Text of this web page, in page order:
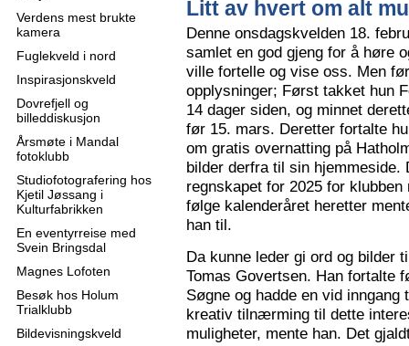
Verdens mest brukte
kamera
Fuglekveld i nord
Inspirasjonskveld
Dovrefjell og
billeddiskusjon
Årsmøte i Mandal
fotoklubb
Studiofotografering hos
Kjetil Jøssang i
Kulturfabrikken
En eventyrreise med
Svein Bringsdal
Magnes Lofoten
Besøk hos Holum
Trialklubb
Bildevisningskveld
Litt av hvert om alt
Denne onsdagskvelden 18.
samlet en god gjeng for å høre
ville fortelle og vise oss. Men
opplysninger; Først takket hun
14 dager siden, og minnet
før 15. mars. Deretter fortalte
om gratis overnatting på
bilder derfra til sin hjemmeside.
regnskapet for 2025 for
følge kalenderåret heretter
han til.
Da kunne leder gi ord og bilder
Tomas Govertsen. Han fortalte
Søgne og hadde en vid
kreativ tilnærming til dette
muligheter, mente han. Det